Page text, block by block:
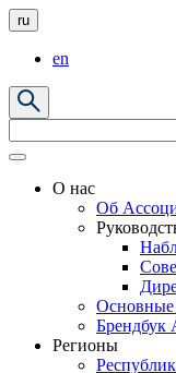
ru
en
О нас
Об
Регионы